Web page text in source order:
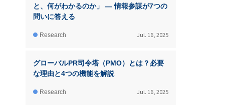
と、何がわかるのか」 ― 情報参謀が7つの
問いに答える
Research Jul. 16, 2025
グローバルPR司令塔（PMO）とは？必要
な理由と4つの機能を解説
Research Jul. 16, 2025